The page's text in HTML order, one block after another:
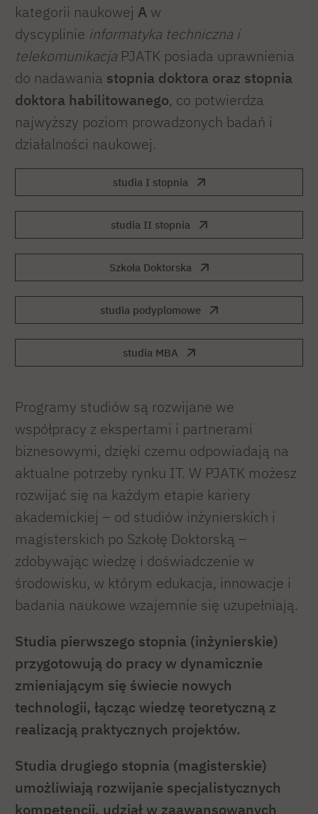
kategorii naukowej A w
dyscyplinie informatyka techniczna i
telekomunikacja PJATK posiada uprawnienia
do nadawania stopnia doktora oraz stopnia
doktora habilitowanego, co potwierdza
najwyższy poziom prowadzonych badań i
działalności naukowej.
studia I stopnia
studia II stopnia
Szkoła Doktorska
studia podyplomowe
studia MBA
Programy studiów są rozwijane we
współpracy z ekspertami i partnerami
biznesowymi, dzięki czemu odpowiadają na
aktualne potrzeby rynku IT. W PJATK możesz
rozwijać się na każdym etapie kariery
akademickiej – od studiów inżynierskich i
magisterskich po Szkołę Doktorską –
zdobywając wiedzę i doświadczenie w
środowisku, w którym edukacja, innowacje i
badania naukowe wzajemnie się uzupełniają.
Studia pierwszego stopnia (inżynierskie)
przygotowują do pracy w dynamicznie
zmieniającym się świecie nowych
technologii, łącząc wiedzę teoretyczną z
realizacją praktycznych projektów.
Studia drugiego stopnia (magisterskie)
umożliwiają rozwijanie specjalistycznych
kompetencji, udział w zaawansowanych